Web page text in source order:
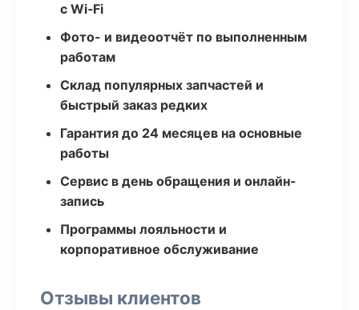
с Wi‑Fi
Фото- и видеоотчёт по выполненным
работам
Склад популярных запчастей и
быстрый заказ редких
Гарантия до 24 месяцев на основные
работы
Сервис в день обращения и онлайн-
запись
Программы лояльности и
корпоративное обслуживание
Отзывы клиентов